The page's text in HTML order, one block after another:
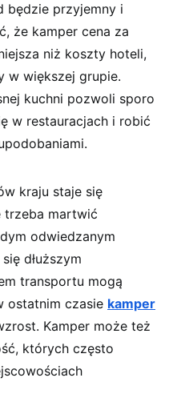
będzie przyjemny i
że kamper cena za
niż koszty hoteli,
w większej grupie.
kuchni pozwoli sporo
w restauracjach i robić
kraju staje się
trzeba martwić
odwiedzanym
dłuższym
transportu mogą
ostatnim czasie kamper
Kamper może też
których często